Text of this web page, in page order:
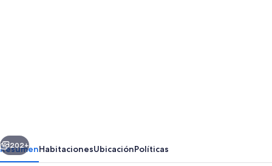
Siguiente
202+
ResumenHabitacionesUbicaciónPolíticas